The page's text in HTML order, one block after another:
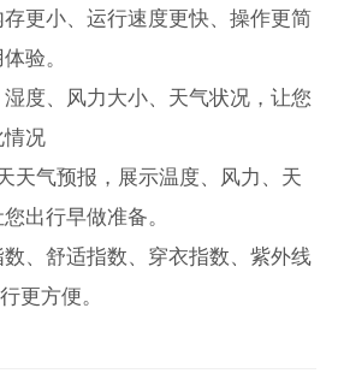
存更小、运行速度更快、操作更简
验。
湿度、风力大小、天气状况，让您
况
天气预报，展示温度、风力、天
出行早做准备。
数、舒适指数、穿衣指数、紫外线
更方便。